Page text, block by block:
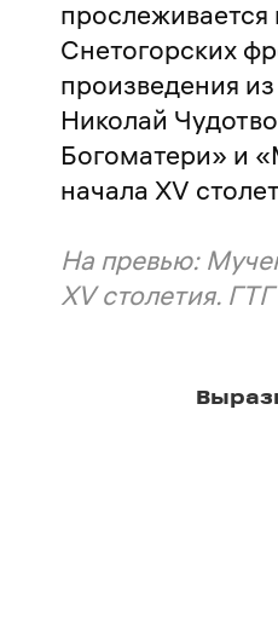
прослеживается
Снетогорских
произведения
Николай
Богоматери» и
начала XV
На превью:
XV столетия. ГТГ